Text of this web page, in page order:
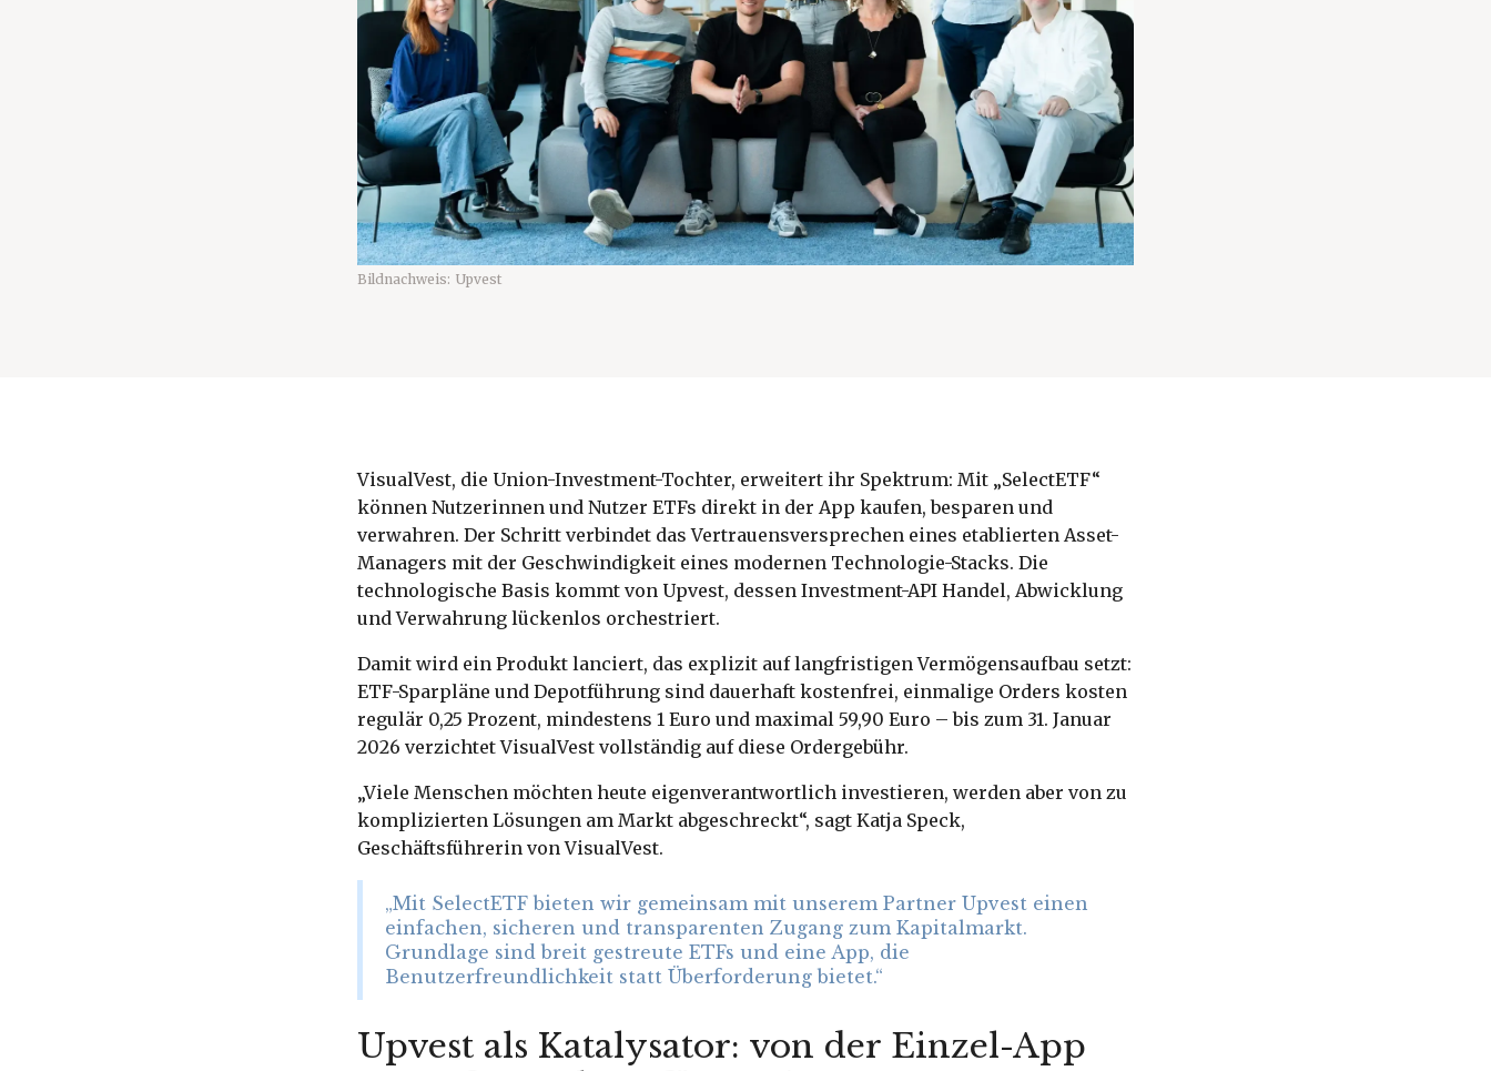
Bildnachweis: Upvest
VisualVest, die Union-Investment-Tochter, erweitert ihr Spektrum: Mit „SelectETF“
können Nutzerinnen und Nutzer ETFs direkt in der App kaufen, besparen und
verwahren. Der Schritt verbindet das Vertrauensversprechen eines etablierten Asset-
Managers mit der Geschwindigkeit eines modernen Technologie-Stacks. Die
technologische Basis kommt von Upvest, dessen Investment-API Handel, Abwicklung
und Verwahrung lückenlos orchestriert.
Damit wird ein Produkt lanciert, das explizit auf langfristigen Vermögensaufbau setzt:
ETF-Sparpläne und Depotführung sind dauerhaft kostenfrei, einmalige Orders kosten
regulär 0,25 Prozent, mindestens 1 Euro und maximal 59,90 Euro – bis zum 31. Januar
2026 verzichtet VisualVest vollständig auf diese Ordergebühr.
„Viele Menschen möchten heute eigenverantwortlich investieren, werden aber von zu
komplizierten Lösungen am Markt abgeschreckt“, sagt Katja Speck,
Geschäftsführerin von VisualVest.
„Mit SelectETF bieten wir gemeinsam mit unserem Partner Upvest einen
einfachen, sicheren und transparenten Zugang zum Kapitalmarkt.
Grundlage sind breit gestreute ETFs und eine App, die
Benutzerfreundlichkeit statt Überforderung bietet.“
Upvest als Katalysator: von der Einzel-App